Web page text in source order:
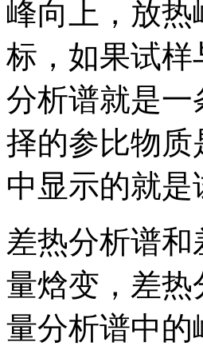
峰向上，放
标，如果试
分析谱就是
择的参比物
中显示的就
差热分析谱
量焓变，差
量分析谱中